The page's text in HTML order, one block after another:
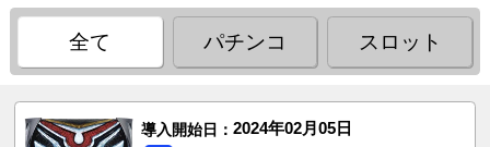
全て パチンコ スロット
導入開始日： 2024年02月05日